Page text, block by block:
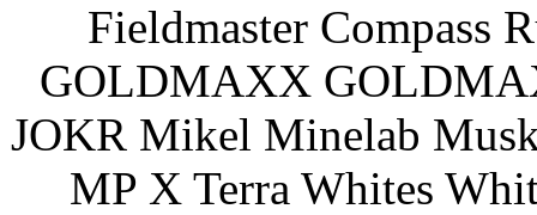
Fieldmaster Compass
GOLDMAXX
JOKR Mikel Minelab
MP X Terra Whites